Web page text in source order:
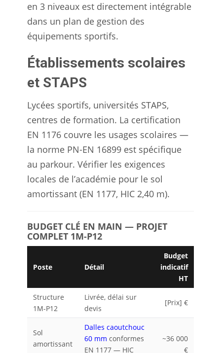
en 3 niveaux est directement intégrable
dans un plan de gestion des
équipements sportifs.
Établissements scolaires
et STAPS
Lycées sportifs, universités STAPS,
centres de formation. La certification
EN 1176 couvre les usages scolaires —
la norme PN-EN 16899 est spécifique
au parkour. Vérifier les exigences
locales de l’académie pour le sol
amortissant (EN 1177, HIC 2,40 m).
BUDGET CLÉ EN MAIN — PROJET
COMPLET 1M-P12
Poste Détail
Budget
indicatif
HT
Structure
1M-P12
Livrée, délai sur
devis
[Prix] €
Sol
amortissant
Dalles caoutchouc
60 mm conformes
EN 1177 — HIC
~36 000
€